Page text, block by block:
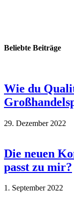
Beliebte Beiträge
Wie du
29. Dezember 2022
Die neuen
passt zu mir?
1. September 2022